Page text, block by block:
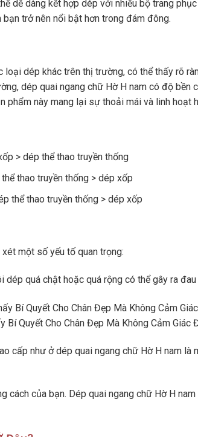
dễ dàng kết hợp dép với nhiều bộ trang
trở nên nổi bật hơn trong đám đông.
loại dép khác trên thị trường, có thể thấy rõ
dép quai ngang chữ Hờ H nam có độ bền
phẩm này mang lại sự thoải mái và linh hoạt
> dép thể thao truyền thống
thao truyền thống > dép xốp
thể thao truyền thống > dép xốp
một số yếu tố quan trọng:
quá chật hoặc quá rộng có thể gây ra
Bí Quyết Cho Chân Đẹp Mà Không Cảm Giác
cấp như ở dép quai ngang chữ Hờ H nam
cách của bạn. Dép quai ngang chữ Hờ H